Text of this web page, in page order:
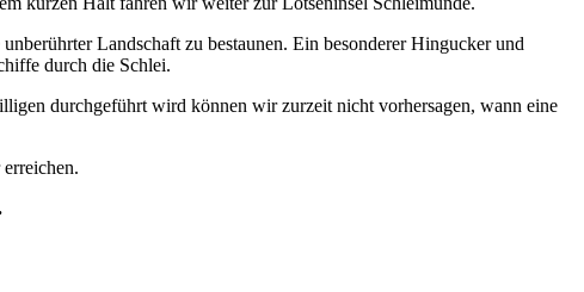
Landschaft zu bestaunen. Ein besonderer Hingucker und
durch die Schlei.
durchgeführt wird können wir zurzeit nicht vorhersagen, wann eine